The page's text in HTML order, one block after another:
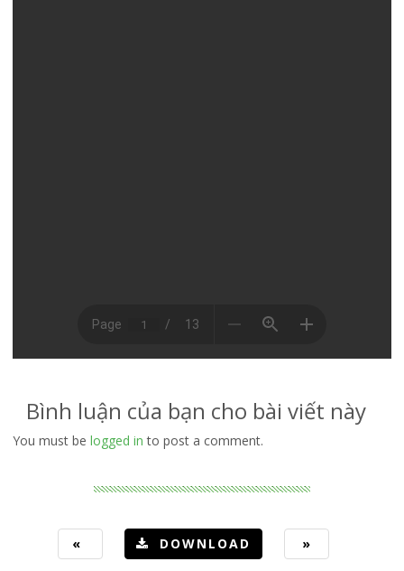
Bình luận của bạn cho bài viết này
You must be logged in to post a comment.
« DOWNLOAD »